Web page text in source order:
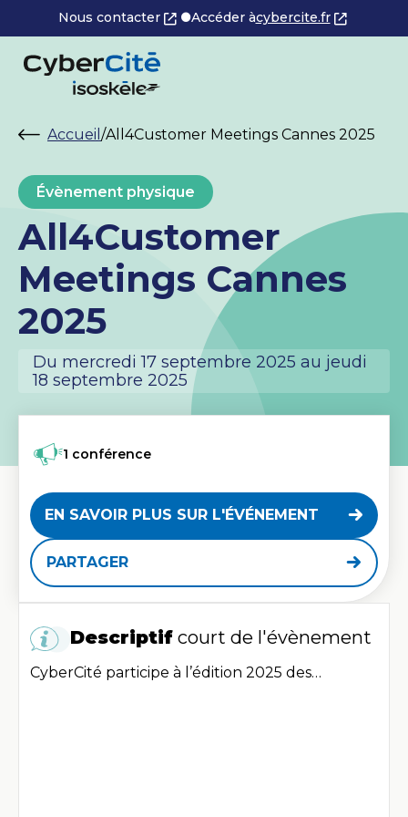
Nous contacter Accéder àcybercite.fr
Accueil /All4Customer Meetings Cannes 2025
Évènement physique
All4Customer
Meetings Cannes
2025
Du mercredi 17 septembre 2025 au jeudi
18 septembre 2025
Descriptif court de l'évènement
CyberCité participe à l’édition 2025 des
EN SAVOIR PLUS SUR L'ÉVÉNEMENT
PARTAGER
1 conférence